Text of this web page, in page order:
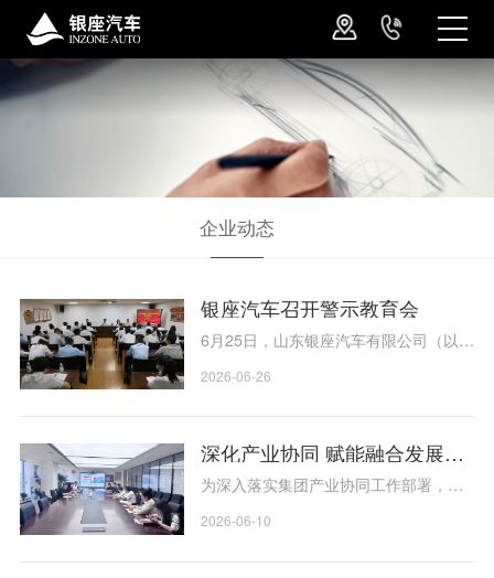
企业动态
银座汽车召开警示教育会
6月25日，山东银座汽车有限公司（以下
政绩观的重要论述，贯彻落实全省、集
团警示教育会精神，深刻剖析政绩观偏
案促改，以实绩实效推动公司高质量发
展。银座汽车党委书记、董事、总经理
2026-06-26
深化产业协同 赋能融合发展｜银座汽车走进集团产业宣讲养车系列服务
为深入落实集团产业协同工作部署，充
分释放内部资源聚合优势，近日，银座
达、鲁商产融、财务公司、鲁商科技等
2026-06-10